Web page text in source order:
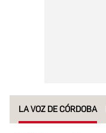
LA VOZ DE CÓRDOBA